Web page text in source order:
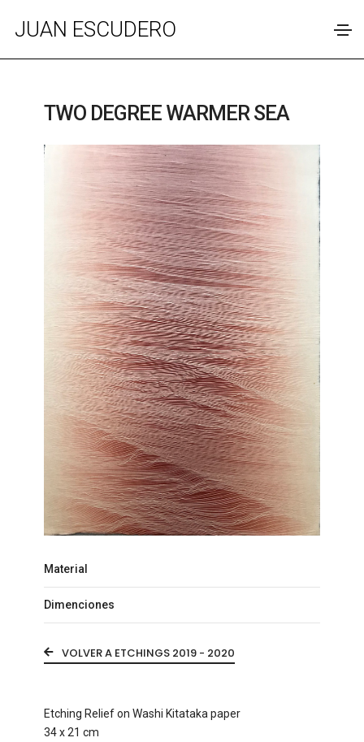
JUAN ESCUDERO
TWO DEGREE WARMER SEA
Material
Dimenciones
VOLVER A ETCHINGS 2019 - 2020
Etching Relief on Washi Kitataka paper
34 x 21 cm